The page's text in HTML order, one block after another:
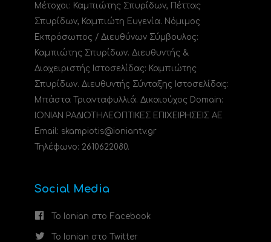
Μέτοχοι: Καμπιώτης Σπυρίδων, Πέττας
Σπυρίδων, Καμπιώτη Ευγενία. Νόμιμος
Εκπρόσωπος / Διευθύνων Σύμβουλος:
Καμπιώτης Σπυρίδων. Διευθυντής &
Διαχειριστής Ιστοσελίδας: Καμπιώτης
Σπυρίδων. Διευθυντής Σύνταξης Ιστοσελίδας:
Μπάστα Τριανταφυλλιά. Δικαιούχος Domain:
ΙΟΝΙΑΝ ΡΑΔΙΟΤΗΛΕΟΠΤΙΚΕΣ ΕΠΙΧΕΙΡΗΣΕΙΣ ΑΕ
Email: skampiotis@ioniantv.gr
Τηλέφωνο: 2610622080.
Social Media
Το Ionian στο Facebook
Το Ionian στο Twitter